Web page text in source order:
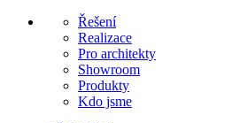
Řešení
Realizace
Pro architekty
Showroom
Produkty
Kdo jsme